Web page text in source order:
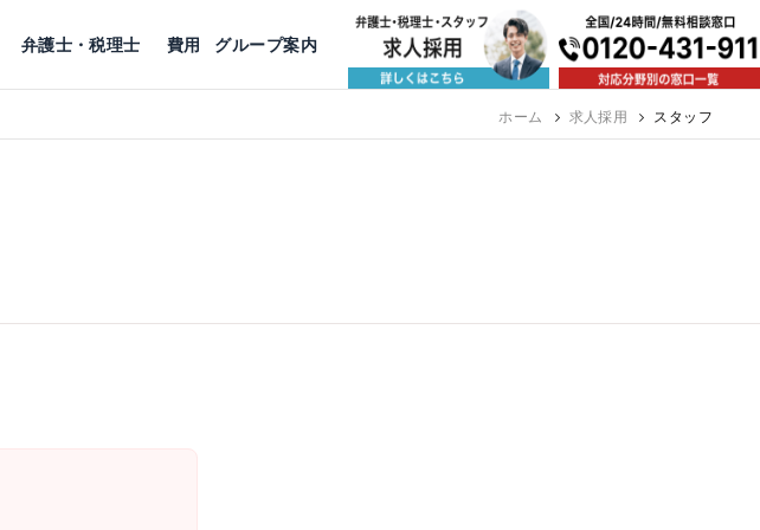
公益活動
京都 神戸 福岡
弁護士・税理士 費用 グループ案内
ホーム 求人採用 スタッフ